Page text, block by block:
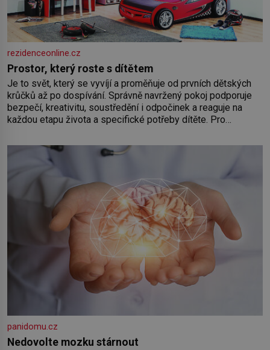
rezidenceonline.cz
Prostor, který roste s dítětem
Je to svět, který se vyvíjí a proměňuje od prvních dětských
krůčků až po dospívání. Správně navržený pokoj podporuje
bezpečí, kreativitu, soustředění i odpočinek a reaguje na
každou etapu života a specifické potřeby dítěte. Pro
by pokoj miminka měl působit především klidně a útulně.
Předškolní věk je
panidomu.cz
Nedovolte mozku stárnout